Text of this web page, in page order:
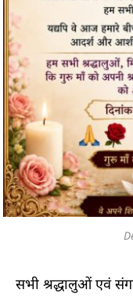
सभी श्रद्धालुओं एवं